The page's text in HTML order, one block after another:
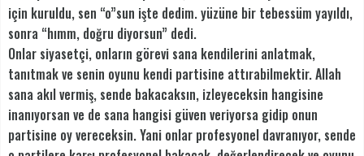
için kuruldu, sen “o”sun işte dedim. yüzüne bir tebessüm yayıldı,
sonra “hımm, doğru diyorsun” dedi.
Onlar siyasetçi, onların görevi sana kendilerini anlatmak,
tanıtmak ve senin oyunu kendi partisine attırabilmektir. Allah
sana akıl vermiş, sende bakacaksın, izleyeceksin hangisine
inanıyorsan ve de sana hangisi güven veriyorsa gidip onun
partisine oy vereceksin. Yani onlar profesyonel davranıyor, sende